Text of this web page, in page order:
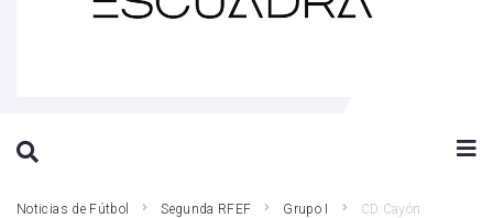
Noticias de Fútbol Segunda RFEF Grupo I CD Cayón